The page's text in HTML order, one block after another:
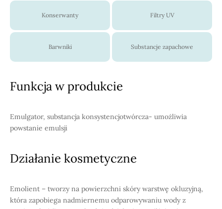
Konserwanty Filtry UV
Barwniki Substancje zapachowe
Funkcja w produkcie
Emulgator, substancja konsystencjotwórcza- umożliwia
powstanie emulsji
Działanie kosmetyczne
Emolient – tworzy na powierzchni skóry warstwę okluzyjną,
która zapobiega nadmiernemu odparowywaniu wody z